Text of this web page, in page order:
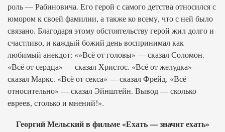
роль — Рабиновича. Его герой с самого детства относился с
юмором к своей фамилии, а также ко всему, что с ней было
связано. Благодаря этому обстоятельству герой жил долго и
счастливо, и каждый божий день воспринимал как
любимый анекдот: «»Всё от головы» — сказал Соломон.
«Всё от сердца» — сказал Христос. «Всё от желудка» —
сказал Маркс. «Всё от секса» — сказал Фрейд. «Всё
относительно» — сказал Эйнштейн. Вывод — сколько
евреев, столько и мнений!».
Георгий Мельский в фильме «Ехать — значит ехать»